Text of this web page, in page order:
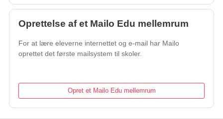
Oprettelse af et Mailo Edu mellemrum
For at lære eleverne internettet og e-mail har Mailo
oprettet det første mailsystem til skoler.
Opret et Mailo Edu mellemrum